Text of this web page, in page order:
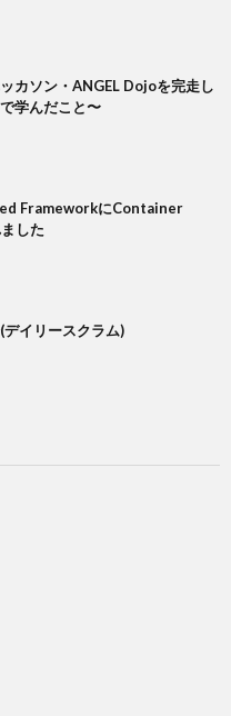
カソン・ANGEL Dojoを完走し
学んだこと〜
FrameworkにContainer
した
イリースクラム)